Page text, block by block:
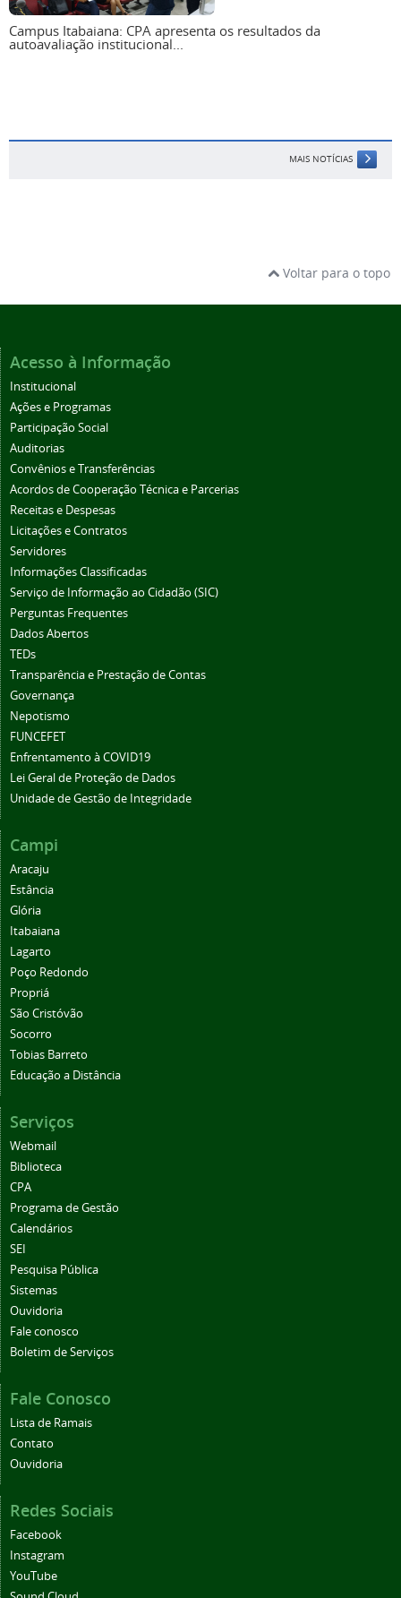
Campus Itabaiana: CPA apresenta os resultados da
autoavaliação institucional...
MAIS NOTÍCIAS
Voltar para o topo
Acesso à Informação
Institucional
Ações e Programas
Participação Social
Auditorias
Convênios e Transferências
Acordos de Cooperação Técnica e Parcerias
Receitas e Despesas
Licitações e Contratos
Servidores
Informações Classificadas
Serviço de Informação ao Cidadão (SIC)
Perguntas Frequentes
Dados Abertos
TEDs
Transparência e Prestação de Contas
Governança
Nepotismo
FUNCEFET
Enfrentamento à COVID19
Lei Geral de Proteção de Dados
Unidade de Gestão de Integridade
Campi
Aracaju
Estância
Glória
Itabaiana
Lagarto
Poço Redondo
Propriá
São Cristóvão
Socorro
Tobias Barreto
Educação a Distância
Serviços
Webmail
Biblioteca
CPA
Programa de Gestão
Calendários
SEI
Pesquisa Pública
Sistemas
Ouvidoria
Fale conosco
Boletim de Serviços
Fale Conosco
Lista de Ramais
Contato
Ouvidoria
Redes Sociais
Facebook
Instagram
YouTube